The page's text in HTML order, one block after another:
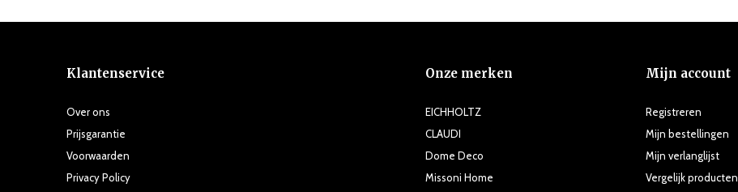
Klantenservice
Over ons
Prijsgarantie
Voorwaarden
Privacy Policy
Onze merken
EICHHOLTZ
CLAUDI
Dome Deco
Missoni Home
Mijn account
Registreren
Mijn bestellingen
Mijn verlanglijst
Vergelijk producten